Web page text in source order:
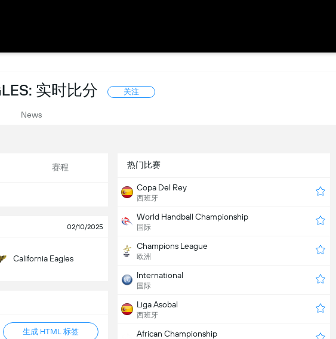
实时比分 关注
News
赛程
02/10/2025
California Eagles
生成 HTML 标签
热门比赛
Copa Del Rey
西班牙
World Handball Championship
国际
Champions League
欧洲
International
国际
Liga Asobal
西班牙
African Championship